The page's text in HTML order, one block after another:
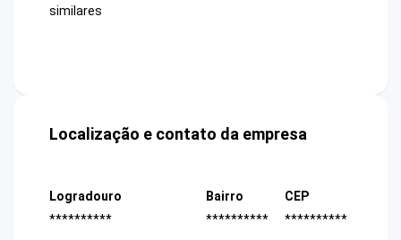
similares
Localização e contato da empresa
Logradouro
**********
Bairro
**********
CEP
**********